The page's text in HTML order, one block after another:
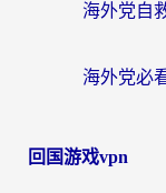
回国游戏vpn